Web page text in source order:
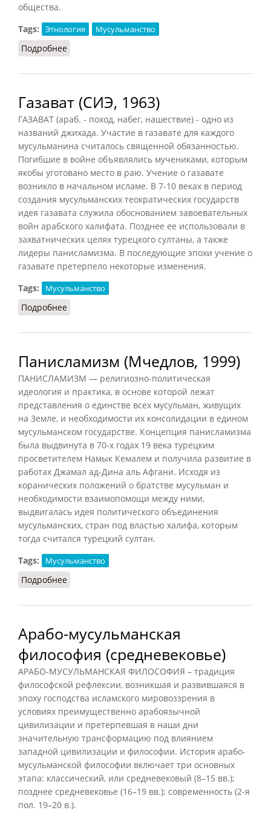
общества.
Tags:
Этнология Мусульманство
Подробнее
Газават (СИЭ, 1963)
ГАЗАВАТ (араб. - поход, набег, нашествие) - одно из
названий джихада. Участие в газавате для каждого
мусульманина считалось священной обязанностью.
Погибшие в войне объявлялись мучениками, которым
якобы уготовано место в раю. Учение о газавате
возникло в начальном исламе. В 7-10 веках в период
создания мусульманских теократических государств
идея газавата служила обоснованием завоевательных
войн арабского халифата. Позднее ее использовали в
захватнических целях турецкого султаны, а также
лидеры панисламизма. В последующие эпохи учение о
газавате претерпело некоторые изменения.
Tags:
Мусульманство
Подробнее
Панисламизм (Мчедлов, 1999)
ПАНИСЛАМИЗМ — религиозно-политическая
идеология и практика, в основе которой лежат
представления о единстве всех мусульман, живущих
на Земле, и необходимости их консолидации в едином
мусульманском государстве. Концепция панисламизма
была выдвинута в 70-х годах 19 века турецким
просветителем Намык Кемалем и получила развитие в
работах Джамал ад-Дина аль Афгани. Исходя из
коранических положений о братстве мусульман и
необходимости взаимопомощи между ними,
выдвигалась идея политического объединения
мусульманских, стран под властью халифа, которым
тогда считался турецкий султан.
Tags:
Мусульманство
Подробнее
Арабо-мусульманская
философия (средневековье)
АРАБО-МУСУЛЬМАНСКАЯ ФИЛОСОФИЯ – традиция
философской рефлексии, возникшая и развившаяся в
эпоху господства исламского мировоззрения в
условиях преимущественно арабоязычной
цивилизации и претерпевшая в наши дни
значительную трансформацию под влиянием
западной цивилизации и философии. История арабо-
мусульманской философии включает три основных
этапа: классический, или средневековый (8–15 вв.);
позднее средневековье (16–19 вв.); современность (2-я
пол. 19–20 в.).